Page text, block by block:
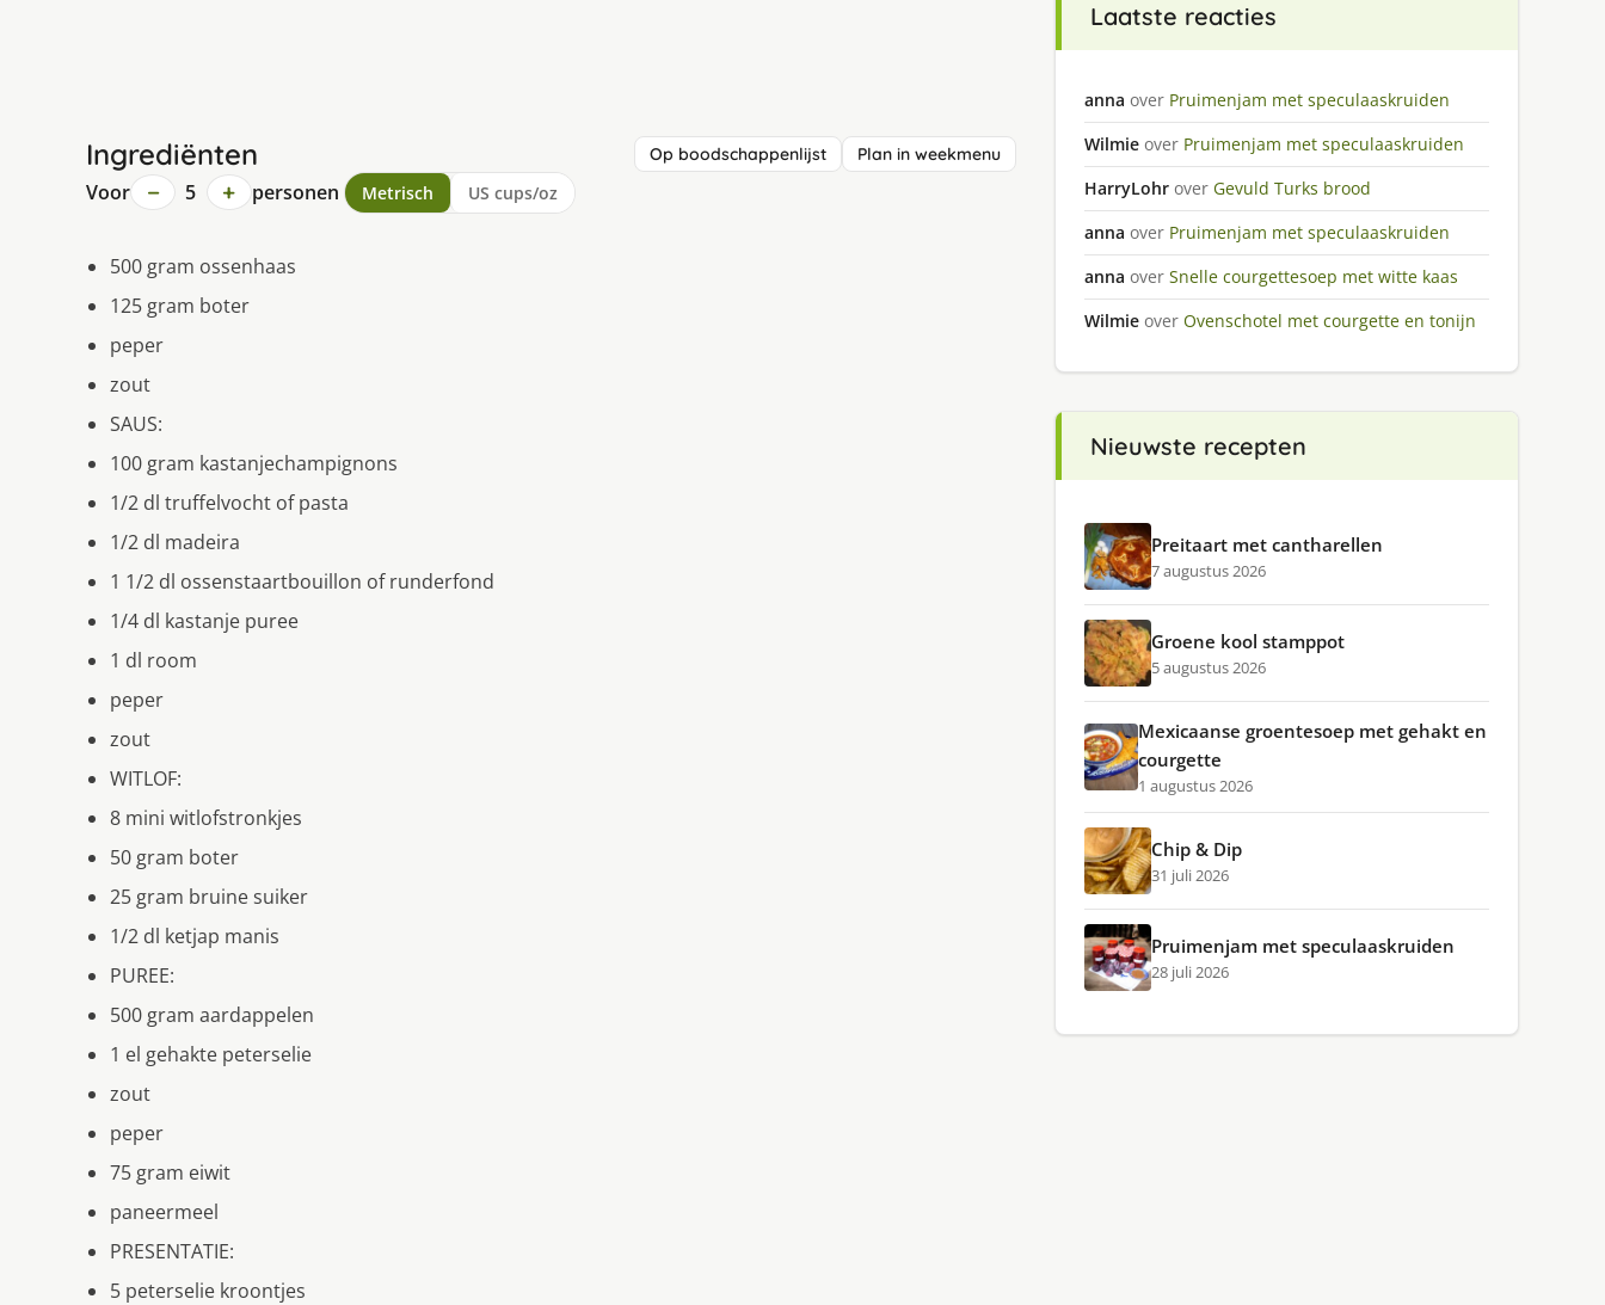
Ingrediënten Op boodschappenlijst Plan in weekmenu
Voor − 5 + personen Metrisch US cups/oz
500 gram ossenhaas
125 gram boter
peper
zout
SAUS:
100 gram kastanjechampignons
1/2 dl truffelvocht of pasta
1/2 dl madeira
1 1/2 dl ossenstaartbouillon of runderfond
1/4 dl kastanje puree
1 dl room
peper
zout
WITLOF:
8 mini witlofstronkjes
50 gram boter
25 gram bruine suiker
1/2 dl ketjap manis
PUREE:
500 gram aardappelen
1 el gehakte peterselie
zout
peper
75 gram eiwit
paneermeel
PRESENTATIE:
5 peterselie kroontjes
Laatste reacties
anna over Pruimenjam met speculaaskruiden
Wilmie over Pruimenjam met speculaaskruiden
HarryLohr over Gevuld Turks brood
anna over Pruimenjam met speculaaskruiden
anna over Snelle courgettesoep met witte kaas
Wilmie over Ovenschotel met courgette en tonijn
Nieuwste recepten
Preitaart met cantharellen
7 augustus 2026
Groene kool stamppot
5 augustus 2026
Mexicaanse groentesoep met gehakt en
courgette
1 augustus 2026
Chip & Dip
31 juli 2026
Pruimenjam met speculaaskruiden
28 juli 2026